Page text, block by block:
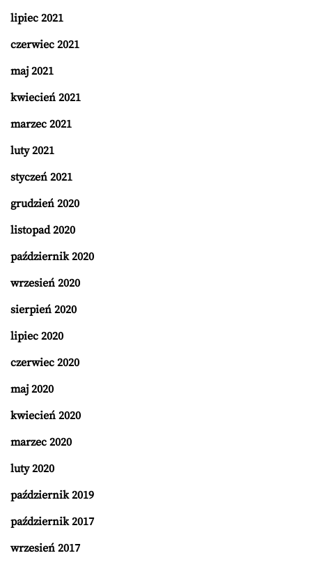
lipiec 2021
czerwiec 2021
maj 2021
kwiecień 2021
marzec 2021
luty 2021
styczeń 2021
grudzień 2020
listopad 2020
październik 2020
wrzesień 2020
sierpień 2020
lipiec 2020
czerwiec 2020
maj 2020
kwiecień 2020
marzec 2020
luty 2020
październik 2019
październik 2017
wrzesień 2017